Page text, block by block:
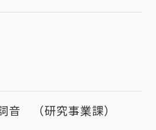
（研究事業課）